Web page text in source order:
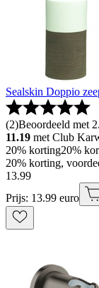
Sealskin Doppio
(2)Beoordeeld met
11.19 met Club
20% korting20%
20% korting,
13.99
Prijs: 13.99 euro